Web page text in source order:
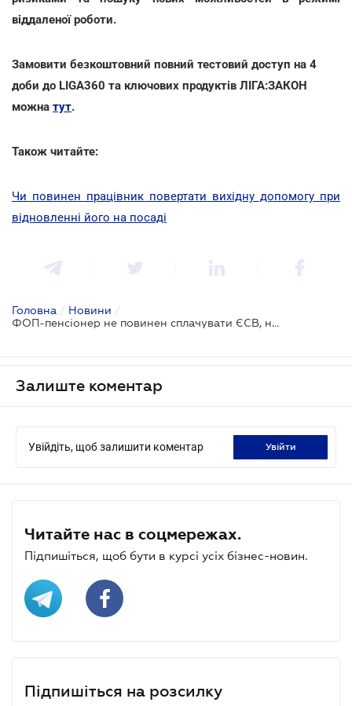
віддаленої роботи.
Замовити безкоштовний повний тестовий доступ на 4
доби до LIGA360 та ключових продуктів ЛІГА:ЗАКОН
можна тут.
Також читайте:
Чи повинен працівник повертати вихідну допомогу при
відновленні його на посаді
Головна / Новини /
ФОП-пенсіонер не повинен сплачувати ЄСВ, навіть якщо він обрав пенсію не за віком
Залиште коментар
Увійдіть, щоб залишити коментар увійти
Читайте нас в соцмережах.
Підпишіться, щоб бути в курсі усіх бізнес-новин.
Підпишіться на розсилку